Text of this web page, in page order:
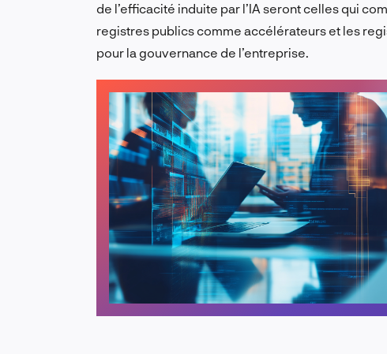
de l’efficacité induite par l’IA seront celles qui
registres publics comme accélérateurs et les
pour la gouvernance de l’entreprise.